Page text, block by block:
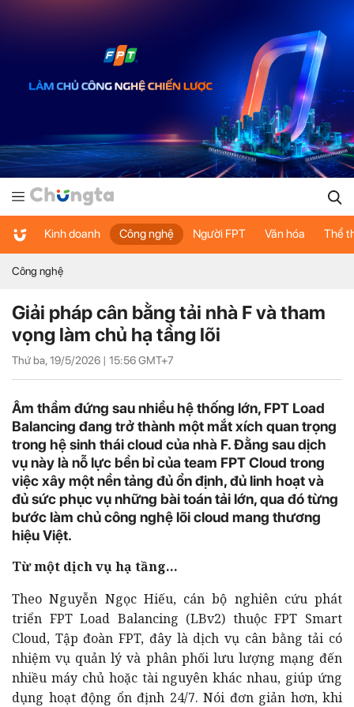
Kinh doanh Công nghệ Người FPT Văn hóa Thể
Công nghệ
Giải pháp cân bằng tải nhà F và tham
vọng làm chủ hạ tầng lõi
Thứ ba, 19/5/2026 | 15:56GMT+7
Âm thầm đứng sau nhiều hệ thống lớn, FPT Load
Balancing đang trở thành một mắt xích quan trọng
trong hệ sinh thái cloud của nhà F. Đằng sau dịch
vụ này là nỗ lực bền bỉ của team FPT Cloud trong
việc xây một nền tảng đủ ổn định, đủ linh hoạt và
đủ sức phục vụ những bài toán tải lớn, qua đó từng
bước làm chủ công nghệ lõi cloud mang thương
hiệu Việt.
Từ một dịch vụ hạ tầng…
Theo Nguyễn Ngọc Hiếu, cán bộ nghiên cứu phát
triển FPT Load Balancing (LBv2) thuộc FPT Smart
Cloud, Tập đoàn FPT, đây là dịch vụ cân bằng tải có
nhiệm vụ quản lý và phân phối lưu lượng mạng đến
nhiều máy chủ hoặc tài nguyên khác nhau, giúp ứng
dụng hoạt động ổn định 24/7. Nói đơn giản hơn, khi